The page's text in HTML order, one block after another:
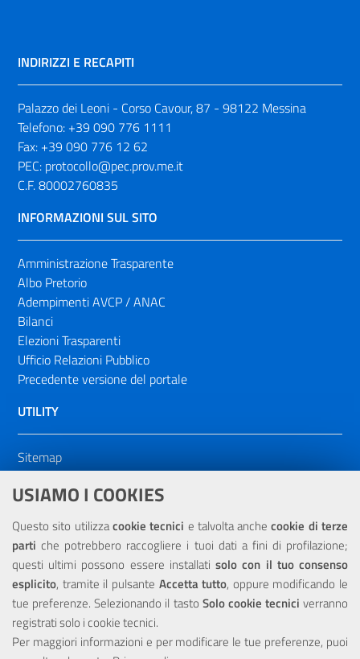
USIAMO I COOKIES
Questo sito utilizzacookie tecnici e talvolta anchecookie di terze
parti che potrebbero raccogliere i tuoi dati a fini di profilazione;
questi ultimi possono essere installatisolo con il tuo consenso
esplicito, tramite il pulsante Accetta tutto, oppure modificando le
tue preferenze. Selezionando il tasto Solo cookie tecnici verranno
registrati solo i cookie tecnici.
Per maggiori informazioni e per modificare le tue preferenze, puoi
INDIRIZZI E RECAPITI
Palazzo dei Leoni - Corso Cavour, 87 - 98122 Messina
Telefono: +39 090 776 1111
Fax: +39 090 776 12 62
PEC: protocollo@pec.prov.me.it
C.F. 80002760835
INFORMAZIONI SUL SITO
Amministrazione Trasparente
Albo Pretorio
Adempimenti AVCP / ANAC
Bilanci
Elezioni Trasparenti
Ufficio Relazioni Pubblico
Precedente versione del portale
UTILITY
Sitemap
Dichiarazione di accessibilità
NOTE LEGALI
Privacy
Portale realizzato con la partecipazione finanziaria dell'Unione